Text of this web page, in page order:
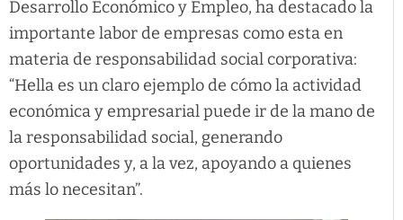
Desarrollo Económico y Empleo, ha destacado la
importante labor de empresas como esta en
materia de responsabilidad social corporativa:
“Hella es un claro ejemplo de cómo la actividad
económica y empresarial puede ir de la mano de
la responsabilidad social, generando
oportunidades y, a la vez, apoyando a quienes
más lo necesitan”.